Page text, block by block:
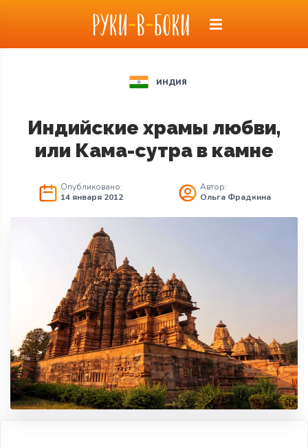
ИНДИЯ
Индийские храмы любви,
или Кама-сутра в камне
Опубликовано:
14 января 2012
Автор:
Ольга Фрадкина